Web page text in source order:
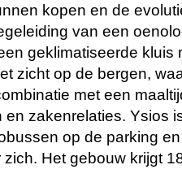
kopen en de
van een
geklimatiseerde kluis
zicht op de bergen,
met een
zakenrelaties. Ysios
op de parking
Het gebouw krijgt